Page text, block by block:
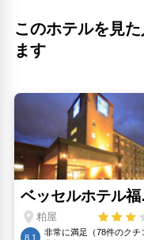
このホテルを見
ます